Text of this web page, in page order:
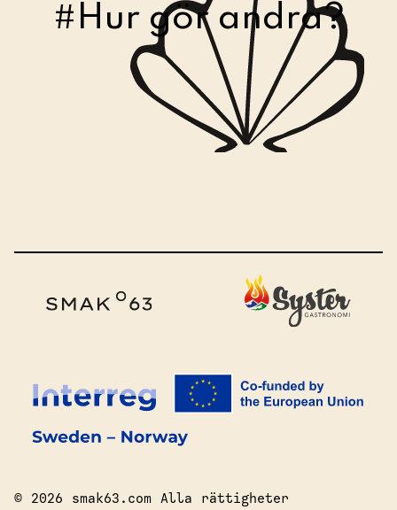
#Hur gör andra?
© 2026 smak63.com Alla rättigheter